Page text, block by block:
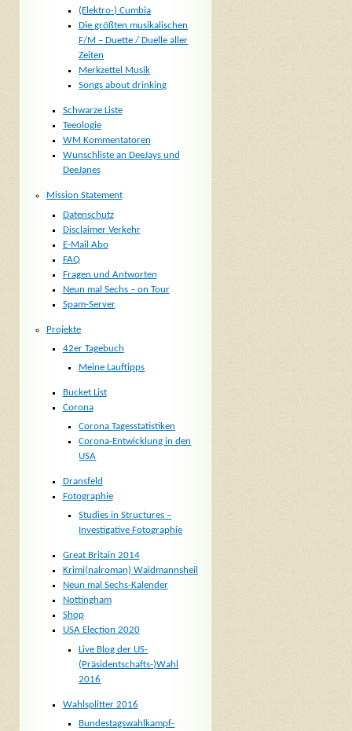
(Elektro-) Cumbia
Die größten musikalischen
F/M – Duette / Duelle aller
Zeiten
Merkzettel Musik
Songs about drinking
Schwarze Liste
Teeologie
WM Kommentatoren
Wunschliste an DeeJays und
DeeJanes
Mission Statement
Datenschutz
Disclaimer Verkehr
E-Mail Abo
FAQ
Fragen und Antworten
Neun mal Sechs – on Tour
Spam-Server
Projekte
42er Tagebuch
Meine Lauftipps
Bucket List
Corona
Corona Tagesstatistiken
Corona-Entwicklung in den
USA
Dransfeld
Fotographie
Studies in Structures –
Investigative Fotographie
Great Britain 2014
Krimi(nalroman) Waidmannsheil
Neun mal Sechs-Kalender
Nottingham
Shop
USA Election 2020
Live Blog der US-
(Präsidentschafts-)Wahl
2016
Wahlsplitter 2016
Bundestagswahlkampf-